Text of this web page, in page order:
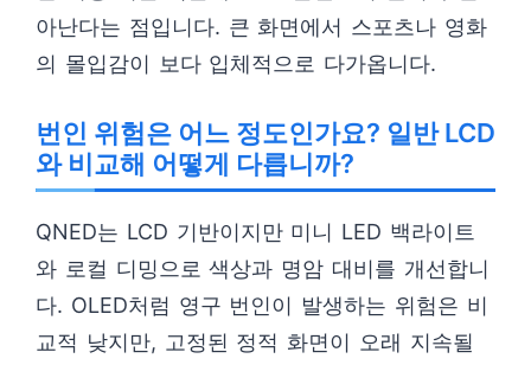
아난다는 점입니다. 큰 화면에서 스포츠나 영화
의 몰입감이 보다 입체적으로 다가옵니다.
번인 위험은 어느 정도인가요? 일반 LCD
와 비교해 어떻게 다릅니까?
QNED는 LCD 기반이지만 미니 LED 백라이트
와 로컬 디밍으로 색상과 명암 대비를 개선합니
다. OLED처럼 영구 번인이 발생하는 위험은 비
교적 낮지만, 고정된 정적 화면이 오래 지속될